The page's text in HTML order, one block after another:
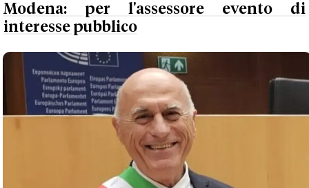
Modena: per l'assessore evento di
interesse pubblico